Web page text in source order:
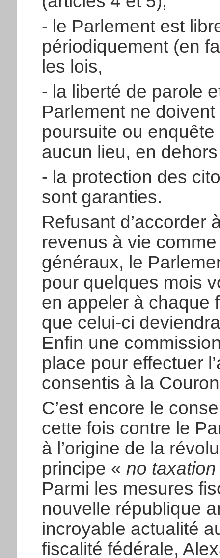
- le Parlement est
périodiquement (en
les lois,
- la liberté de parole
Parlement ne
poursuite ou
aucun lieu, en
- la protection des
sont garanties.
Refusant d’accorder
revenus à vie
généraux, le
pour quelques mois
en appeler à chaque
que celui-ci
Enfin une
place pour effectuer
consentis à la
C’est encore le
cette fois contre le
à l’origine de la
principe « no
Parmi les mesures
nouvelle république
incroyable actualité
fiscalité fédérale,